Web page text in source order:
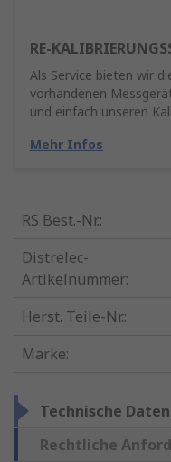
RE-
Als Service bieten wir
vorhandenen
und einfach unseren
Mehr Infos
RS Best.-Nr.:
Distrelec-
Artikelnummer:
Herst. Teile-Nr.:
Marke:
Technische Daten
Rechtliche